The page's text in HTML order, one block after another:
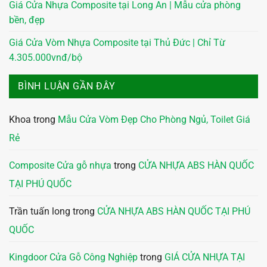
Giá Cửa Nhựa Composite tại Long An | Mẫu cửa phòng
bền, đẹp
Giá Cửa Vòm Nhựa Composite tại Thủ Đức | Chỉ Từ
4.305.000vnđ/bộ
BÌNH LUẬN GẦN ĐÂY
Khoa trong Mẫu Cửa Vòm Đẹp Cho Phòng Ngủ, Toilet Giá
Rẻ
Composite Cửa gỗ nhựa trong CỬA NHỰA ABS HÀN QUỐC
TẠI PHÚ QUỐC
Trần tuấn long trong CỬA NHỰA ABS HÀN QUỐC TẠI PHÚ
QUỐC
Kingdoor Cửa Gỗ Công Nghiệp trong GIÁ CỬA NHỰA TẠI